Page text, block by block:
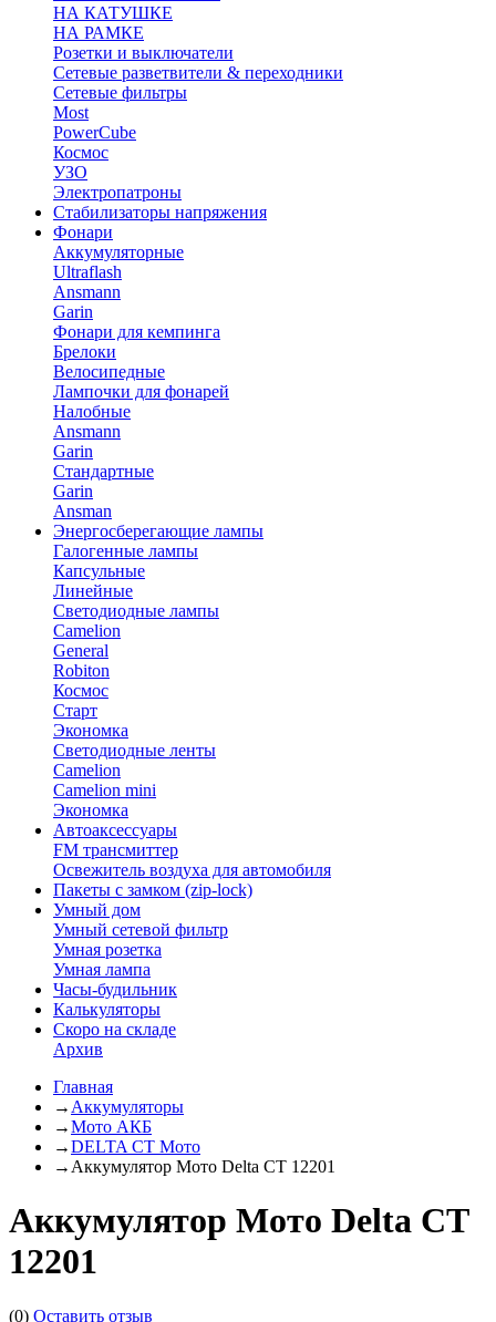
НА КАТУШКЕ
НА РАМКЕ
Розетки и выключатели
Сетевые разветвители & переходники
Сетевые фильтры
Most
PowerCube
Космос
УЗО
Электропатроны
Стабилизаторы напряжения
Фонари
Аккумуляторные
Ultraflash
Ansmann
Garin
Фонари для кемпинга
Брелоки
Велосипедные
Лампочки для фонарей
Налобные
Ansmann
Garin
Стандартные
Garin
Ansman
Энергосберегающие лампы
Галогенные лампы
Капсульные
Линейные
Светодиодные лампы
Camelion
General
Robiton
Космос
Старт
Экономка
Светодиодные ленты
Camelion
Camelion mini
Экономка
Автоаксессуары
FM трансмиттер
Освежитель воздуха для автомобиля
Пакеты с замком (zip-lock)
Умный дом
Умный сетевой фильтр
Умная розетка
Умная лампа
Часы-будильник
Калькуляторы
Скоро на складе
Архив
Главная
→ Аккумуляторы
→Мото АКБ
→DELTA CT Мото
→ Аккумулятор Мото Delta CT 12201
Аккумулятор Мото Delta CT
12201
(0) Оставить отзыв